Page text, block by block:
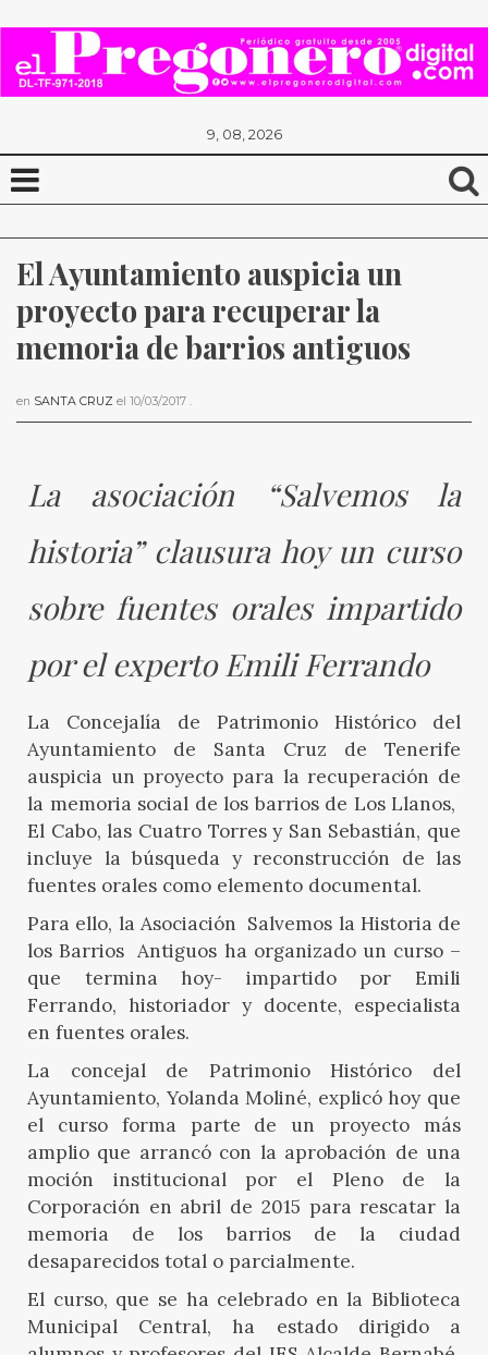
9, 08, 2026
El Ayuntamiento auspicia un
proyecto para recuperar la
memoria de barrios antiguos
en SANTA CRUZ el 10/03/2017 .
La asociación “Salvemos la
historia” clausura hoy un curso
sobre fuentes orales impartido
por el experto Emili Ferrando
La Concejalía de Patrimonio Histórico del
Ayuntamiento de Santa Cruz de Tenerife
auspicia un proyecto para la recuperación de
la memoria social de los barrios de Los Llanos,
El Cabo, las Cuatro Torres y San Sebastián, que
incluye la búsqueda y reconstrucción de las
fuentes orales como elemento documental.
Para ello, la Asociación Salvemos la Historia de
los Barrios Antiguos ha organizado un curso –
que termina hoy- impartido por Emili
Ferrando, historiador y docente, especialista
en fuentes orales.
La concejal de Patrimonio Histórico del
Ayuntamiento, Yolanda Moliné, explicó hoy que
el curso forma parte de un proyecto más
amplio que arrancó con la aprobación de una
moción institucional por el Pleno de la
Corporación en abril de 2015 para rescatar la
memoria de los barrios de la ciudad
desaparecidos total o parcialmente.
El curso, que se ha celebrado en la Biblioteca
Municipal Central, ha estado dirigido a